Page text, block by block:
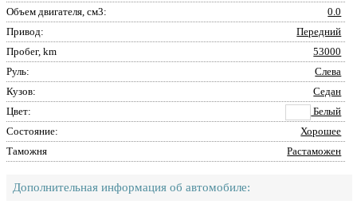
Объем двигателя, см3:
0.0
Привод:
Передний
Пробег, km
53000
Руль:
Слева
Кузов:
Седан
Цвет:
Белый
Состояние:
Хорошее
Таможня
Растаможен
Дополнительная информация об автомобиле: